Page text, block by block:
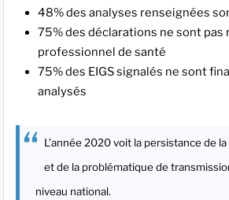
48% des analyses renseignées
75% des déclarations ne sont pas
professionnel de santé
75% des EIGS signalés ne sont
analysés
L’année 2020 voit la persistance de
et de la problématique de
niveau national.